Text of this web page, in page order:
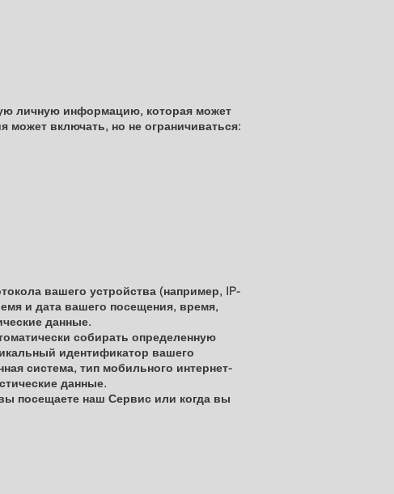
личную информацию, которая может
включать, но не ограничиваться:
вашего устройства (например, IP-
и дата вашего посещения, время,
данные.
собирать определенную
идентификатор вашего
система, тип мобильного интернет-
данные.
посещаете наш Сервис или когда вы